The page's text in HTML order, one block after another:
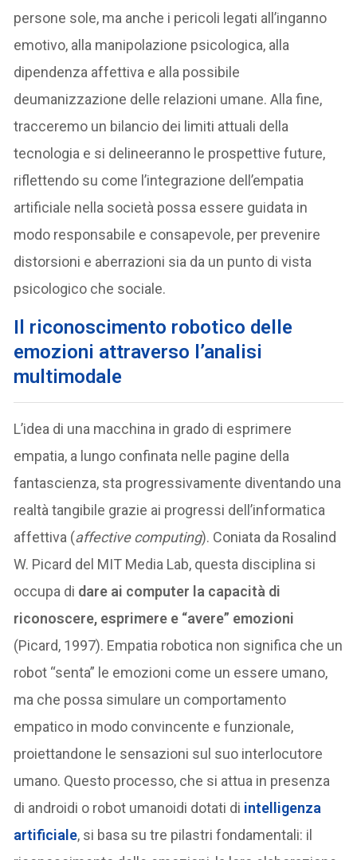
persone sole, ma anche i pericoli legati all’inganno
emotivo, alla manipolazione psicologica, alla
dipendenza affettiva e alla possibile
deumanizzazione delle relazioni umane. Alla fine,
tracceremo un bilancio dei limiti attuali della
tecnologia e si delineeranno le prospettive future,
riflettendo su come l’integrazione dell’empatia
artificiale nella società possa essere guidata in
modo responsabile e consapevole, per prevenire
distorsioni e aberrazioni sia da un punto di vista
psicologico che sociale.
Il riconoscimento robotico delle
emozioni attraverso l’analisi
multimodale
L’idea di una macchina in grado di esprimere
empatia, a lungo confinata nelle pagine della
fantascienza, sta progressivamente diventando una
realtà tangibile grazie ai progressi dell’informatica
affettiva (affective computing). Coniata da Rosalind
W. Picard del MIT Media Lab, questa disciplina si
occupa di dare ai computer la capacità di
riconoscere, esprimere e “avere” emozioni
(Picard, 1997). Empatia robotica non significa che un
robot “senta” le emozioni come un essere umano,
ma che possa simulare un comportamento
empatico in modo convincente e funzionale,
proiettandone le sensazioni sul suo interlocutore
umano. Questo processo, che si attua in presenza
di androidi o robot umanoidi dotati di intelligenza
artificiale, si basa su tre pilastri fondamentali: il